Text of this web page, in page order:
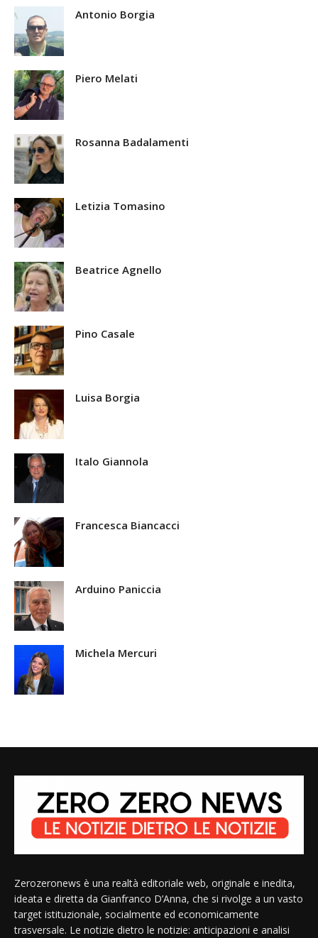
Antonio Borgia
Piero Melati
Rosanna Badalamenti
Letizia Tomasino
Beatrice Agnello
Pino Casale
Luisa Borgia
Italo Giannola
Francesca Biancacci
Arduino Paniccia
Michela Mercuri
Zerozeronews è una realtà editoriale web, originale e inedita,
ideata e diretta da Gianfranco D’Anna, che si rivolge a un vasto
target istituzionale, socialmente ed economicamente
trasversale. Le notizie dietro le notizie: anticipazioni e analisi